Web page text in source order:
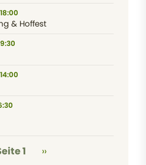
& Hoffest
1 Nächste Seite
››